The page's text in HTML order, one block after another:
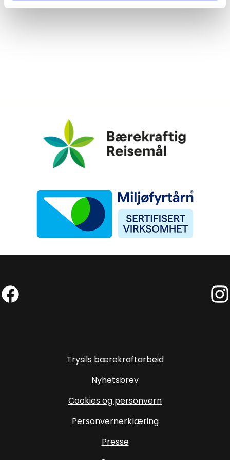
Bærekraftig Reisemål
Miljøfyrtårn
Trysils bærekraftarbeid
Nyhetsbrev
Cookies og personvern
Personvernerklæring
Presse